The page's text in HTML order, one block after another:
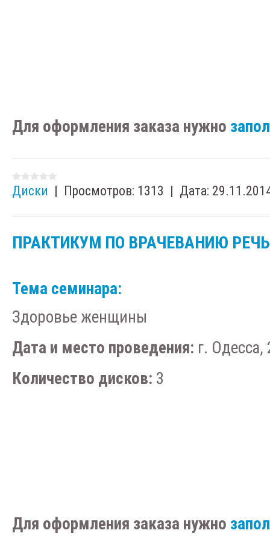
Для оформления заказа нужно
Диски | Просмотров: 1313 | Дата:
ПРАКТИКУМ ПО ВРАЧЕВАНИЮ
Тема семинара:
Здоровье женщины
Дата и место проведения: г. Одесса,
Количество дисков: 3
Для оформления заказа нужно